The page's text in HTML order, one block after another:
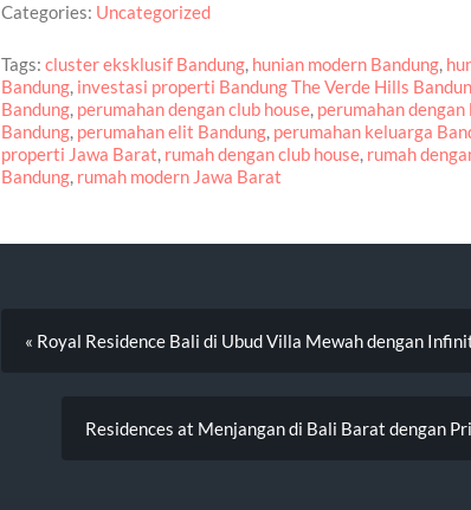
Categories: Uncategorized
Tags: cluster eksklusif Bandung, hunian modern Bandung,
Bandung, investasi properti Bandung The Verde Hills
Bandung, perumahan dengan club house, perumahan
Bandung, perumahan elit Bandung, perumahan keluarga
properti Jawa Barat, rumah dengan club house, rumah
Bandung, rumah modern Jawa Barat
« Royal Residence Bali di Ubud Villa Mewah dengan
Residences at Menjangan di Bali Barat dengan